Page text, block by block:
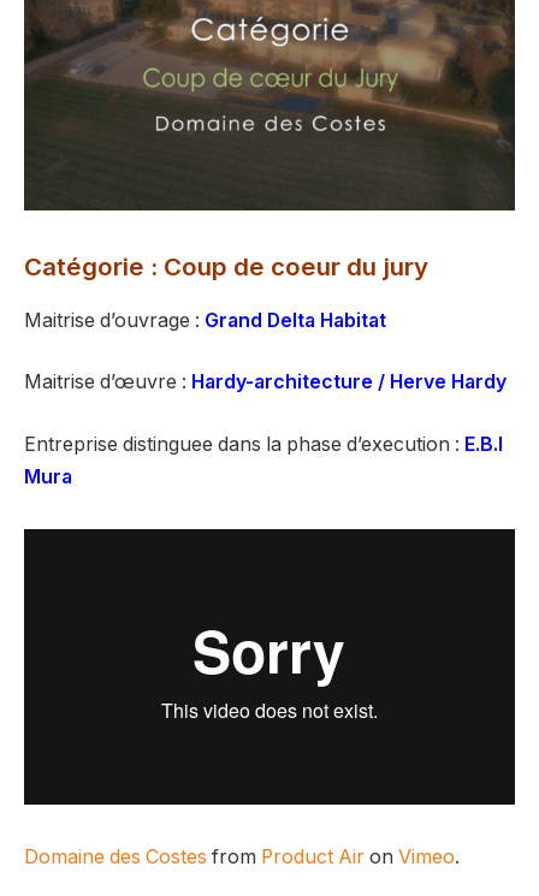
Catégorie : Coup de coeur du jury
Maitrise d’ouvrage : Grand Delta Habitat
Maitrise d’œuvre : Hardy-architecture / Herve Hardy
Entreprise distinguee dans la phase d’execution : E.B.I
Mura
Domaine des Costes from Product Air on Vimeo.